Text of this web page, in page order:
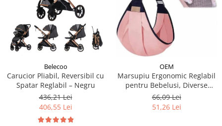
Belecoo
Carucior Pliabil, Reversibil cu
Spatar Reglabil – Negru
436,21 Lei
406,55 Lei
OEM
Marsupiu Ergonomic Reglabil
pentru Bebelusi, Diverse
Culori
66,09 Lei
51,26 Lei